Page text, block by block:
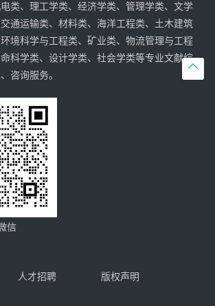

类、理工学类、经济学类、管理学类、文学
通运输类、材料类、海洋工程类、土木建筑
境科学与工程类、矿业类、物流管理与工程
科学类、设计学类、社会学类等专业文献综
咨询服务。
信
人才招聘
版权声明